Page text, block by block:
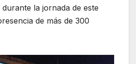
la jornada de este
de más de 300